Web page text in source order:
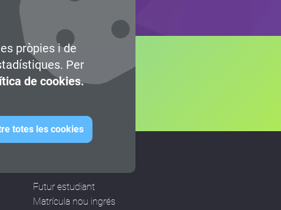
pròpies i de
Per
de cookies.
totes les cookies
Futur estudiant
Matrícula nou ingrés